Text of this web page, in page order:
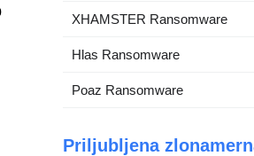
XHAMSTER Ransomware
Hlas Ransomware
Poaz Ransomware
Priljubljena